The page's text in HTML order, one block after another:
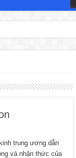
trung ương dẫn
và nhận thức của